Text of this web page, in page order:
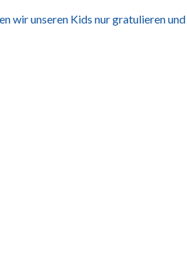
wir unseren Kids nur gratulieren